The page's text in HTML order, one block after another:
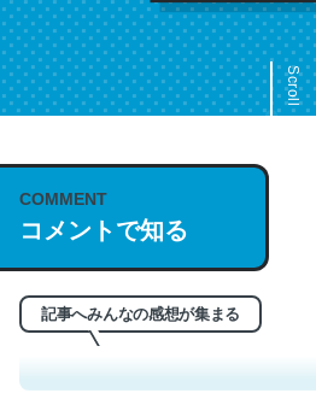
Scroll
COMMENT
コメントで知る
記事へみんなの感想が集まる
これは名文。彼はとてもクレバー
う。英語少しでも読める人は原文
れ好き。Let’s Fucking Go. Then
─今のこの状況が信じられるかい？ by ラ